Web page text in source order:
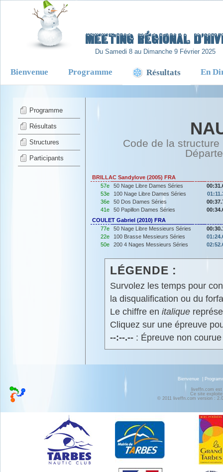
Meeting Régional
Du Samedi 8 au Dimanche 9 Février 2025
Bienvenue Programme Résultats En
Programme
Résultats
Structures
Participants
Code de la
BRILLAC Sandylove (2005) FRA
57e
50 Nage Libre Dames Séries
53e
100 Nage Libre Dames Séries
36e
50 Dos Dames Séries
41e
50 Papillon Dames Séries
COULET Gabriel (2010) FRA
77e
50 Nage Libre Messieurs Séries
22e
100 Brasse Messieurs Séries
50e
200 4 Nages Messieurs Séries
LÉGENDE :
Survolez les temps pour
la disqualification ou du
Le chiffre en italique
Cliquez sur une épreuve
--:--.--: Épreuve non
Bienvenue
liveffn.com
Ce site
© 2011 liveffn.com version :